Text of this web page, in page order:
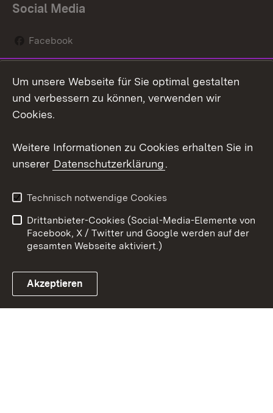
Social Media
Facebook
Social Wall
Youtube
Link zum Landesportal
Kontakt
Datenschutz
Barrierefreiheit
Impressum Cookies
Um unsere Webseite für Sie optimal gestalten
und verbessern zu können, verwenden wir
Cookies.
Weitere Informationen zu Cookies erhalten Sie in
unserer Datenschutzerklärung.
Technisch notwendige Cookies
Drittanbieter-Cookies (Social-Media-Elemente von
Facebook, X / Twitter und Google werden auf der
gesamten Webseite aktiviert.)
Akzeptieren